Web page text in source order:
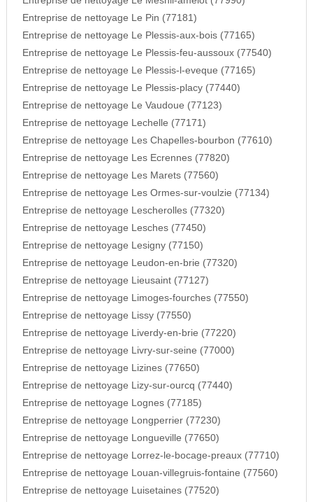
Entreprise de nettoyage Le Pin (77181)
Entreprise de nettoyage Le Plessis-aux-bois (77165)
Entreprise de nettoyage Le Plessis-feu-aussoux (77540)
Entreprise de nettoyage Le Plessis-l-eveque (77165)
Entreprise de nettoyage Le Plessis-placy (77440)
Entreprise de nettoyage Le Vaudoue (77123)
Entreprise de nettoyage Lechelle (77171)
Entreprise de nettoyage Les Chapelles-bourbon (77610)
Entreprise de nettoyage Les Ecrennes (77820)
Entreprise de nettoyage Les Marets (77560)
Entreprise de nettoyage Les Ormes-sur-voulzie (77134)
Entreprise de nettoyage Lescherolles (77320)
Entreprise de nettoyage Lesches (77450)
Entreprise de nettoyage Lesigny (77150)
Entreprise de nettoyage Leudon-en-brie (77320)
Entreprise de nettoyage Lieusaint (77127)
Entreprise de nettoyage Limoges-fourches (77550)
Entreprise de nettoyage Lissy (77550)
Entreprise de nettoyage Liverdy-en-brie (77220)
Entreprise de nettoyage Livry-sur-seine (77000)
Entreprise de nettoyage Lizines (77650)
Entreprise de nettoyage Lizy-sur-ourcq (77440)
Entreprise de nettoyage Lognes (77185)
Entreprise de nettoyage Longperrier (77230)
Entreprise de nettoyage Longueville (77650)
Entreprise de nettoyage Lorrez-le-bocage-preaux (77710)
Entreprise de nettoyage Louan-villegruis-fontaine (77560)
Entreprise de nettoyage Luisetaines (77520)